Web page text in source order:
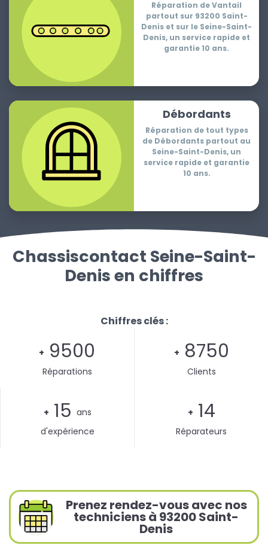
Réparation de Vantail
partout sur 93200 Saint-
Denis et sur le Seine-Saint-
Denis, un service rapide et
garantie 10 ans.
Débordants
Réparation de tout types
de Débordants partout au
Seine-Saint-Denis, un
service rapide et garantie
10 ans.
Chassiscontact Seine-Saint-
Denis en chiffres
Chiffres clés :
+ 9500
Réparations
+ 8750
Clients
+ 15 ans
d'expérience
+ 14
Réparateurs
Prenez rendez-vous avec nos
techniciens à 93200 Saint-
Denis